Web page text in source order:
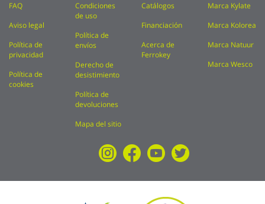
FAQ
Aviso legal
Política de
privacidad
Política de
cookies
Condiciones
de uso
Política de
envíos
Derecho de
desistimiento
Política de
devoluciones
Mapa del sitio
Catálogos
Financiación
Acerca de
Ferrokey
Marca Kylate
Marca Kolorea
Marca Natuur
Marca Wesco